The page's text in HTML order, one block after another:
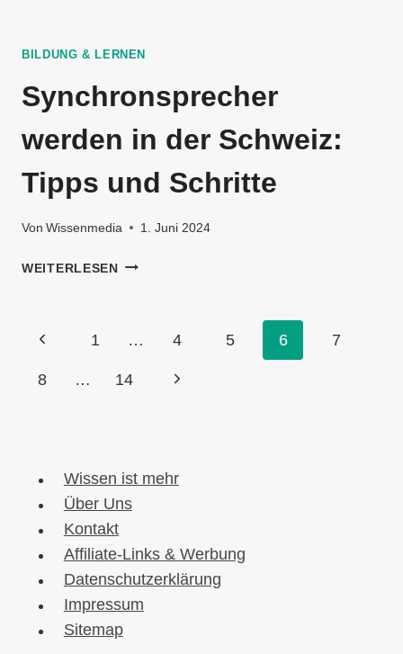
BILDUNG & LERNEN
Synchronsprecher
werden in der Schweiz:
Tipps und Schritte
Von Wissenmedia 1. Juni 2024
WEITERLESENSYNCHRONSPRECHER
SCHWEIZ:
UND
Seitennavigation
Vorherige
Seite
1 … 4 5 6 7
8 … 14
Nächste
Wissen ist mehr
Über Uns
Kontakt
Affiliate-Links & Werbung
Datenschutzerklärung
Impressum
Sitemap